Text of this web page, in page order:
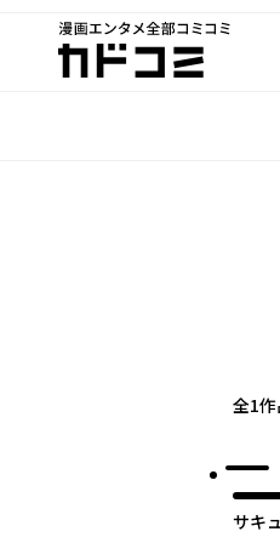
漫画エンタメ全部コミコミ
カドコミ
全1
サキ